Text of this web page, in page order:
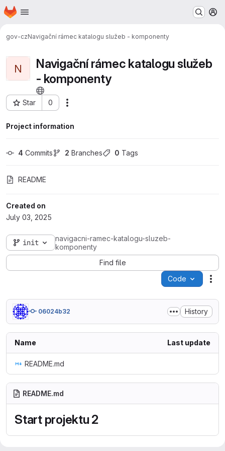
Skip to main content
Homepage
gov-czNavigační rámec katalogu služeb - komponenty
N
Navigační rámec katalogu služeb
- komponenty
Star 0
Project ID: 140
Project information
4 Commits 2 Branches 0 Tags
README
Created on
July 03, 2025
init
navigacni-ramec-katalogu-sluzeb-
komponenty
Find file
Code
06024b32 History
Name Last update
README.md
README.md
Start projektu 2